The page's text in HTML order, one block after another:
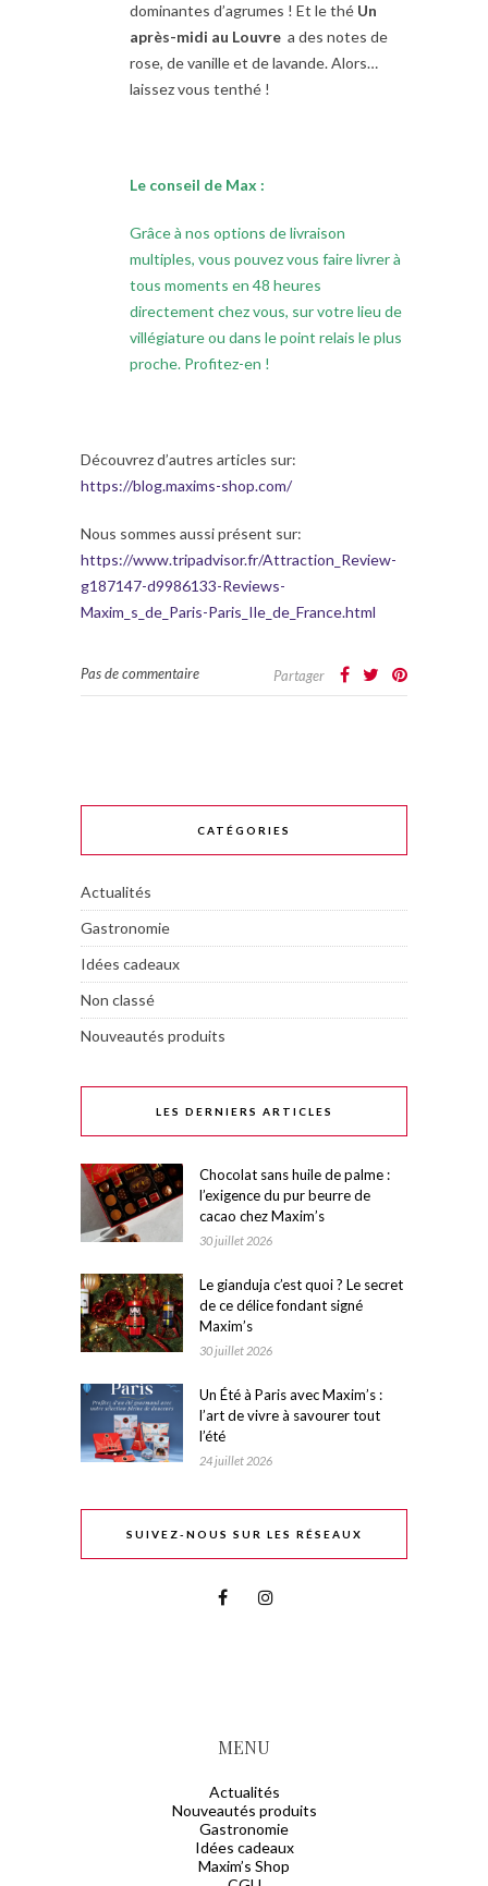
dominantes d’agrumes ! Et le thé Un
après-midi au Louvre a des notes de
rose, de vanille et de lavande. Alors…
laissez vous tenthé !
Le conseil de Max :
Grâce à nos options de livraison
multiples, vous pouvez vous faire livrer à
tous moments en 48 heures
directement chez vous, sur votre lieu de
villégiature ou dans le point relais le plus
proche. Profitez-en !
Découvrez d’autres articles sur:
https://blog.maxims-shop.com/
Nous sommes aussi présent sur:
https://www.tripadvisor.fr/Attraction_Review-
g187147-d9986133-Reviews-
Maxim_s_de_Paris-Paris_Ile_de_France.html
Pas de commentaire Partager
CATÉGORIES
Actualités
Gastronomie
Idées cadeaux
Non classé
Nouveautés produits
LES DERNIERS ARTICLES
Chocolat sans huile de palme :
l’exigence du pur beurre de
cacao chez Maxim’s
30 juillet 2026
Le gianduja c’est quoi ? Le secret
de ce délice fondant signé
Maxim’s
30 juillet 2026
Un Été à Paris avec Maxim’s :
l’art de vivre à savourer tout
l’été
24 juillet 2026
SUIVEZ-NOUS SUR LES RÉSEAUX
MENU
Actualités
Nouveautés produits
Gastronomie
Idées cadeaux
Maxim’s Shop